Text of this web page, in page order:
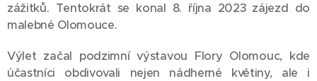
zážitků. Tentokrát se konal 8. října 2023 zájezd do
malebné Olomouce.
Výlet začal podzimní výstavou Flory Olomouc, kde
účastníci obdivovali nejen nádherné květiny, ale i